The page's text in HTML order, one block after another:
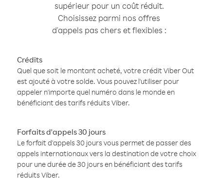
supérieur pour un coût réduit.
Choisissez parmi nos offres
d'appels pas chers et flexibles :
Crédits
Quel que soit le montant acheté, votre crédit Viber Out
est ajouté à votre solde. Vous pouvez l'utiliser pour
appeler n'importe quel numéro dans le monde en
bénéficiant des tarifs réduits Viber.
Forfaits d'appels 30 jours
Le forfait d'appels 30 jours vous permet de passer des
appels internationaux vers la destination de votre choix
pour une durée de 30 jours en bénéficiant des tarifs
réduits Viber.